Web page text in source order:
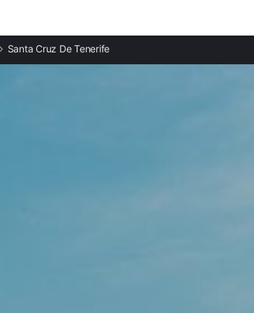
Apartamentos en San Cristóbal de La Laguna
Apartamentos en Tegueste
Santa Cruz De Tenerife